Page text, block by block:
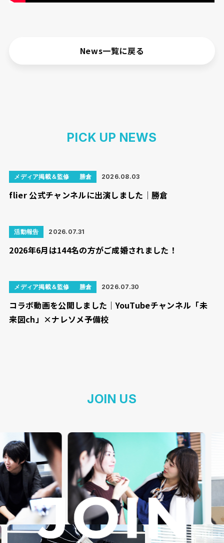
News一覧に戻る
PICK UP NEWS
メディア掲載＆監修 勝倉 2026.08.03
flier 公式チャンネルに出演しました｜勝倉
活動報告 2026.07.31
2026年6月は144名の方がご成婚されました！
メディア掲載＆監修 勝倉 2026.07.30
コラボ動画を公開しました｜YouTubeチャンネル「未
来図ch」×ナレソメ予備校
JOIN US